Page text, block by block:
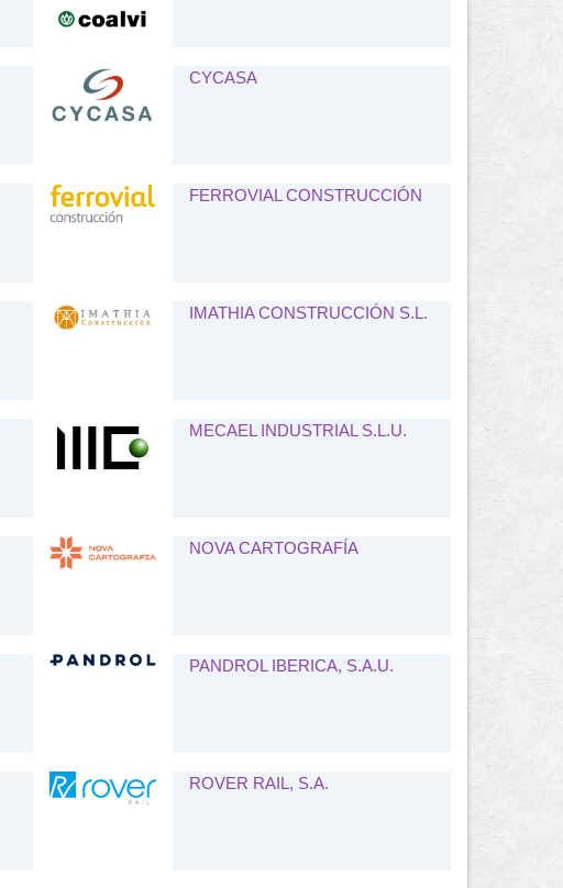
CYCASA
FERROVIAL CONSTRUCCIÓN
IMATHIA CONSTRUCCIÓN S.L.
MECAEL INDUSTRIAL S.L.U.
NOVA CARTOGRAFÍA
PANDROL IBERICA, S.A.U.
ROVER RAIL, S.A.